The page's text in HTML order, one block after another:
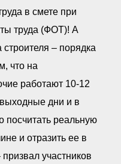
в смете при
труда (ФОТ)! А
– порядка
что на
работают 10-12
дни и в
посчитать реальную
и отразить ее в
участников